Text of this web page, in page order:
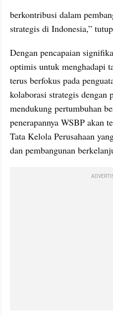
berkontribusi dalam
strategis di Indonesia,”
Dengan pencapaian
optimis untuk menghadapi
terus berfokus pada
kolaborasi strategis dengan
mendukung pertumbuhan
penerapannya WSBP akan
Tata Kelola Perusahaan
dan pembangunan